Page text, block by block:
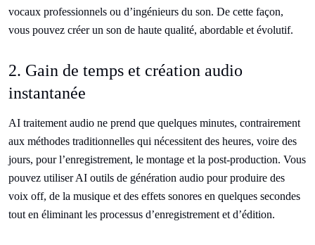
vocaux professionnels ou d’ingénieurs du son. De cette façon,
vous pouvez créer un son de haute qualité, abordable et évolutif.
2. Gain de temps et création audio
instantanée
AI traitement audio ne prend que quelques minutes, contrairement
aux méthodes traditionnelles qui nécessitent des heures, voire des
jours, pour l’enregistrement, le montage et la post-production. Vous
pouvez utiliser AI outils de génération audio pour produire des
voix off, de la musique et des effets sonores en quelques secondes
tout en éliminant les processus d’enregistrement et d’édition.